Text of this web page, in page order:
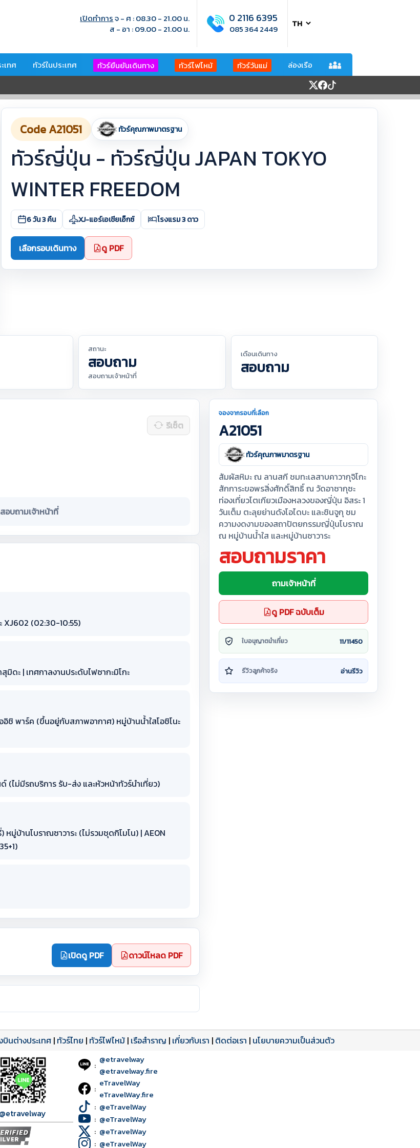
เปิดทำการจ - ศ : 08.30 - 21.00 น.
ส - อา : 09.00 - 21.00 น.
0 2116 6395
085 364 2449
เทศ ทัวร์ในประเทศ ทัวร์ยืนยันเดินทาง ทัวร์ไฟไหม้ ทัวร์วันแม่ ล่องเรือ
Code A21051 ทัวร์คุณภาพมาตรฐาน
ทัวร์ญี่ปุ่น - ทัวร์ญี่ปุ่น JAPAN TOKYO
WINTER FREEDOM
6 วัน 3 คืน XJ-แอร์เอเชียเอ็กซ์ โรงแรม 3 ดาว
เลือกรอบเดินทาง ดู PDF
สถานะ
สอบถาม
สอบถามเจ้าหน้าที่
เดือนเดินทาง
สอบถาม
รีเซ็ต
อบถามเจ้าหน้าที่
XJ602 (02:30-10:55)
มิดะ | เทศกาลงานประดับไฟซากะมิโกะ
ชิ พาร์ค (ขึ้นอยู่กับสภาพอากาศ) หมู่บ้านน้ำใสโอชิโนะ
(ไม่มีรถบริการ รับ-ส่ง และหัวหน้าทัวร์นำเที่ยว)
หมู่บ้านโบราณซาวาระ (ไม่รวมชุดกิโมโน) | AEON
เปิดดู PDF ดาวน์โหลด PDF
จองจากรอบที่เลือก
A21051
ทัวร์คุณภาพมาตรฐาน
สัมผัสหิมะ ณ ลานสกี ชมทะเลสาบคาวากุจิโกะ
สักการะขอพรสิ่งศักดิ์สิทธิ์ ณ วัดอาซากุซะ
ท่องเที่ยวโตเกียวเมืองหลวงของญี่ปุ่น อิสระ 1
วันเต็ม ตะลุยย่านดังโอไดบะ และชินจูกุ ชม
ความงดงามของสถาปัตยกรรมญี่ปุ่นโบราณ
ณ หมู่บ้านน้ำใส และหมู่บ้านซาวาระ
สอบถามราคา
ถามเจ้าหน้าที่
ดู PDF ฉบับเต็ม
ใบอนุญาตนำเที่ยว 11/11450
รีวิวลูกค้าจริง อ่านรีวิว
บินต่างประเทศ | ทัวร์ไทย | ทัวร์ไฟไหม้ | เรือสำราญ | เกี่ยวกับเรา | ติดต่อเรา | นโยบายความเป็นส่วนตัว
@etravelway
: @etravelway
@etravelway.fire
: eTravelWay
eTravelWay.fire
: @eTravelWay
: @eTravelWay
: @eTravelWay
: @eTravelWay